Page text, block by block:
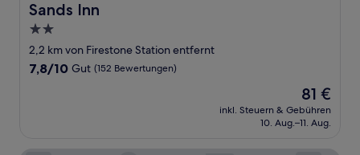
Sands Inn
Sands Inn
2.0-
Sterne-
Unterkunft
2,2 km von Firestone Station entfernt
7.8
7,8/10 Gut (152 Bewertungen)
Der
Preis
beträgt
81 €
inkl. Steuern & Gebühren
10. Aug.–11. Aug.